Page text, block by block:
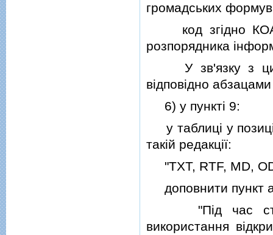
громадських
код згiдно
розпорядника
У зв'язку з цим
вiдповiдно
6) у пунктi 9:
у таблицi у
такiй редакцiї:
"TXT, RTF, MD,
доповнити пункт
"Пiд час
використання